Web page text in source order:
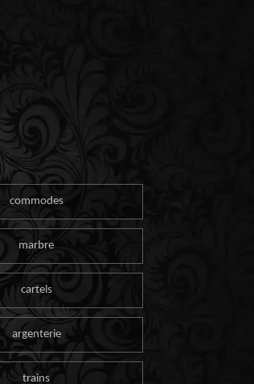
commodes
marbre
cartels
argenterie
trains